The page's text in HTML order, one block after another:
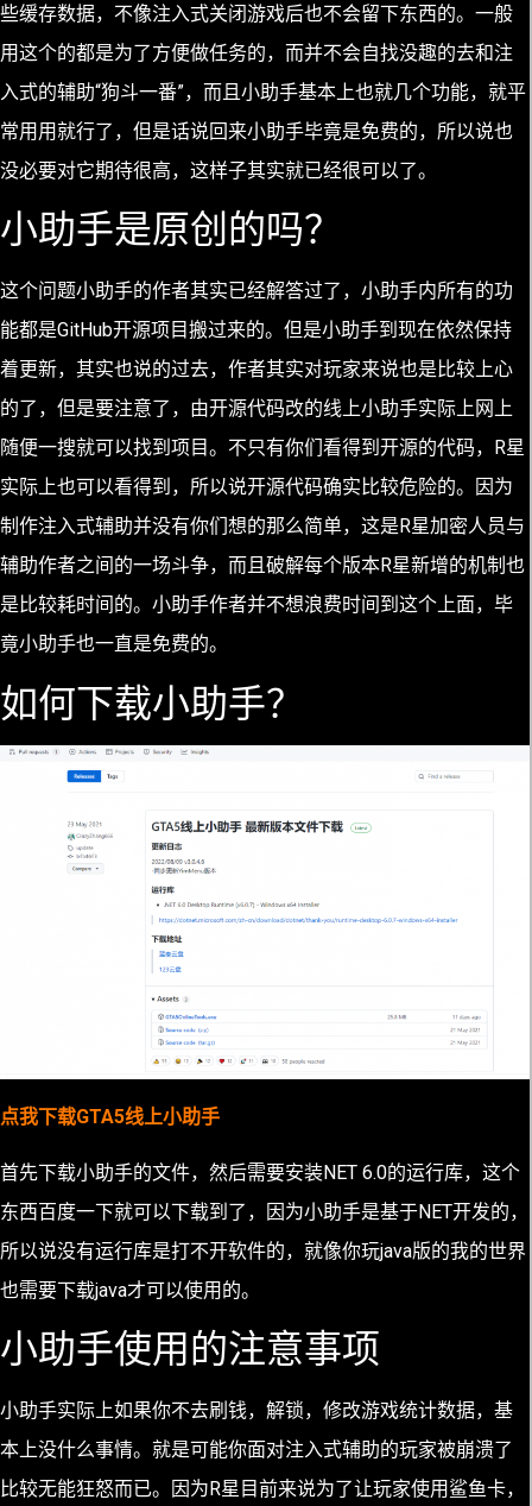
些缓存数据，不像注入式关闭游戏后也不会留下东西的。一般
用这个的都是为了方便做任务的，而并不会自找没趣的去和注
入式的辅助“狗斗一番”，而且小助手基本上也就几个功能，就平
常用用就行了，但是话说回来小助手毕竟是免费的，所以说也
没必要对它期待很高，这样子其实就已经很可以了。
小助手是原创的吗？
这个问题小助手的作者其实已经解答过了，小助手内所有的功
能都是GitHub开源项目搬过来的。但是小助手到现在依然保持
着更新，其实也说的过去，作者其实对玩家来说也是比较上心
的了，但是要注意了，由开源代码改的线上小助手实际上网上
随便一搜就可以找到项目。不只有你们看得到开源的代码，R星
实际上也可以看得到，所以说开源代码确实比较危险的。因为
制作注入式辅助并没有你们想的那么简单，这是R星加密人员与
辅助作者之间的一场斗争，而且破解每个版本R星新增的机制也
是比较耗时间的。小助手作者并不想浪费时间到这个上面，毕
竟小助手也一直是免费的。
如何下载小助手？
点我下载GTA5线上小助手
首先下载小助手的文件，然后需要安装NET 6.0的运行库，这个
东西百度一下就可以下载到了，因为小助手是基于NET开发的，
所以说没有运行库是打不开软件的，就像你玩java版的我的世界
也需要下载java才可以使用的。
小助手使用的注意事项
小助手实际上如果你不去刷钱，解锁，修改游戏统计数据，基
本上没什么事情。就是可能你面对注入式辅助的玩家被崩溃了
比较无能狂怒而已。因为R星目前来说为了让玩家使用鲨鱼卡，